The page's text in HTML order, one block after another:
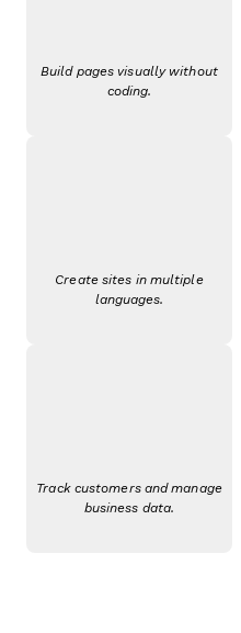
Build pages visually without
coding.
Create sites in multiple
languages.
Track customers and manage
business data.